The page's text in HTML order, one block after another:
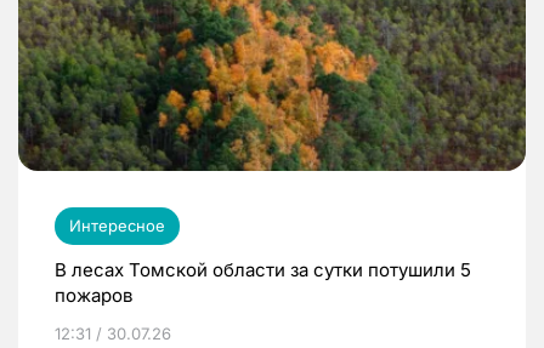
Интересное
В лесах Томской области за сутки потушили 5
пожаров
12:31 / 30.07.26